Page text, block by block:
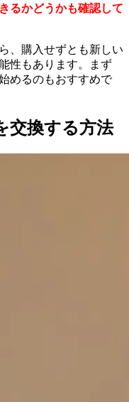
るかどうかも確認して
、購入せずとも新しい
性もあります。まず
めるのもおすすめで
交換する方法